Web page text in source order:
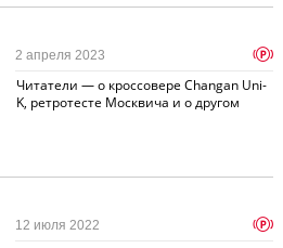
Читатели — о кроссовере Changan Uni-
K, ретротесте Москвича и о другом
2 апреля 2023 p
12 июля 2022 p